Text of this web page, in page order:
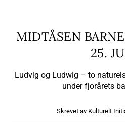
MIDTÅSEN
25.
Ludvig og Ludwig – to
under fjorårets
Skrevet av Kulturelt